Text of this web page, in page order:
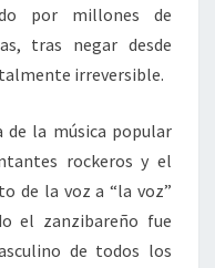
por millones de
tras negar desde
irreversible.
de la música popular
rockeros y el
de la voz a “la voz”
el zanzibareño fue
de todos los